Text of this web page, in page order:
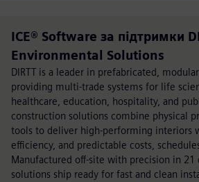
ICE® Software за підтримки
Environmental Solutions
DIRTT is a leader in prefabricated,
providing multi-trade systems for life
healthcare, education, hospitality, and
construction solutions combine physical
tools to deliver high-performing interiors
efficiency, and predictable costs,
Manufactured off-site with precision in 21
solutions ship ready for fast and clean